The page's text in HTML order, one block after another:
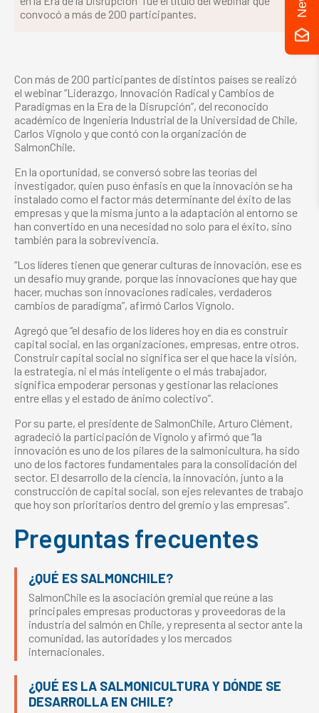
convocó a más de 200 participantes.
Con más de 200 participantes de distintos países se realizó
el webinar “Liderazgo, Innovación Radical y Cambios de
Paradigmas en la Era de la Disrupción”, del reconocido
académico de Ingeniería Industrial de la Universidad de Chile,
Carlos Vignolo y que contó con la organización de
SalmonChile.
En la oportunidad, se conversó sobre las teorías del
investigador, quien puso énfasis en que la innovación se ha
instalado como el factor más determinante del éxito de las
empresas y que la misma junto a la adaptación al entorno se
han convertido en una necesidad no solo para el éxito, sino
también para la sobrevivencia.
“Los líderes tienen que generar culturas de innovación, ese es
un desafío muy grande, porque las innovaciones que hay que
hacer, muchas son innovaciones radicales, verdaderos
cambios de paradigma”, afirmó Carlos Vignolo.
Agregó que “el desafío de los líderes hoy en día es construir
capital social, en las organizaciones, empresas, entre otros.
Construir capital social no significa ser el que hace la visión,
la estrategia, ni el más inteligente o el más trabajador,
significa empoderar personas y gestionar las relaciones
entre ellas y el estado de ánimo colectivo”.
Por su parte, el presidente de SalmonChile, Arturo Clément,
agradeció la participación de Vignolo y afirmó que “la
innovación es uno de los pilares de la salmonicultura, ha sido
uno de los factores fundamentales para la consolidación del
sector. El desarrollo de la ciencia, la innovación, junto a la
construcción de capital social, son ejes relevantes de trabajo
que hoy son prioritarios dentro del gremio y las empresas”.
Preguntas frecuentes
¿QUÉ ES SALMONCHILE?
SalmonChile es la asociación gremial que reúne a las
principales empresas productoras y proveedoras de la
industria del salmón en Chile, y representa al sector ante la
comunidad, las autoridades y los mercados
internacionales.
¿QUÉ ES LA SALMONICULTURA Y DÓNDE SE
DESARROLLA EN CHILE?